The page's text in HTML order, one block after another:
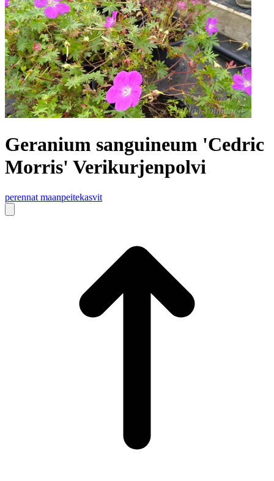
Geranium sanguineum 'Cedric
Morris' Verikurjenpolvi
perennat maanpeitekasvit